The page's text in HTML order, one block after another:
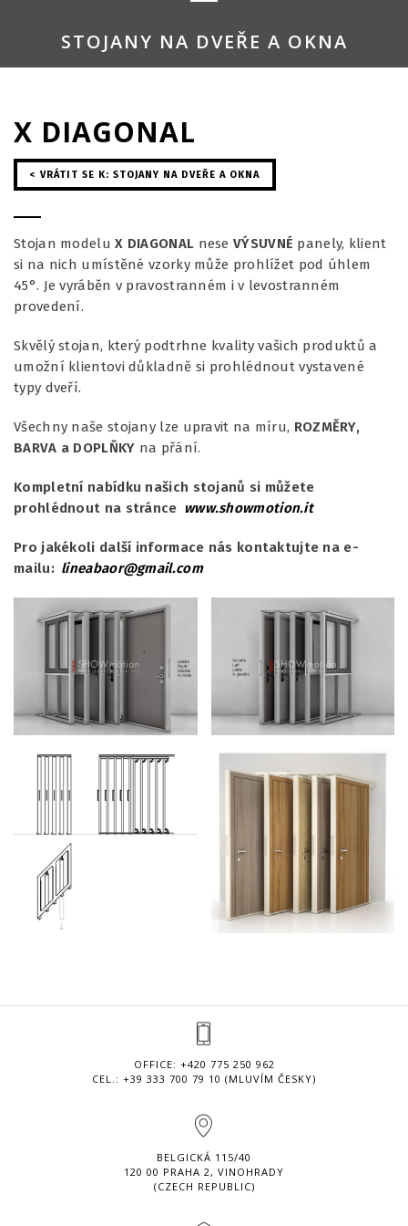
STOJANY NA DVEŘE A OKNA
X DIAGONAL
< VRÁTIT SE K: STOJANY NA DVEŘE A OKNA
Stojan modeluX DIAGONAL neseVÝSUVNÉ panely, klient
si na nich umístěné vzorky může prohlížet pod úhlem
45°. Je vyráběn v pravostranném i v levostranném
provedení.
Skvělý stojan, který podtrhne kvality vašich produktů a
umožní klientovi důkladně si prohlédnout vystavené
typy dveří.
Všechny naše stojany lze upravit na míru, ROZMĚRY,
BARVA a DOPLŇKY na přání.
Kompletní nabídku našich stojanů si můžete
prohlédnout na stránce www.showmotion.it
Pro jakékoli další informace nás kontaktujte na e-
mailu: lineabaor@gmail.com
OFFICE: +420 775 250 962
CEL.: +39 333 700 79 10 (MLUVÍM ČESKY)
BELGICKÁ 115/40
120 00 PRAHA 2, VINOHRADY
(CZECH REPUBLIC)